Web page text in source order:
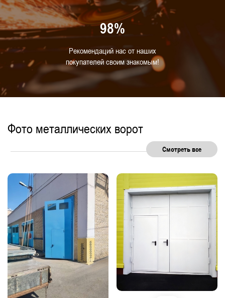
98%
Рекомендаций нас от наших
покупателей своим знакомым!
Фото металлических ворот
Смотреть все